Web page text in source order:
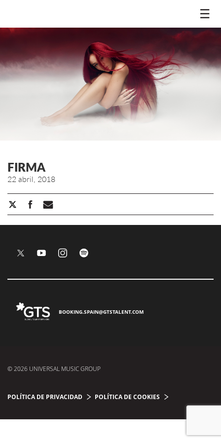
☰
FIRMA
22 abril, 2018
BOOKING.SPAIN@GTSTALENT.COM
© 2026 UNIVERSAL MUSIC GROUP
POLÍTICA DE PRIVACIDAD POLÍTICA DE COOKIES